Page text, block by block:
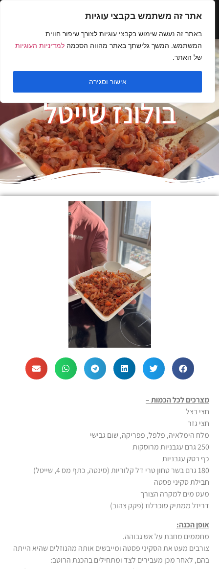
אתר זה משתמש בקבצי עוגיות
באתר זה נעשה שימוש בקבצי עוגיות לצורך שיפור חווית
המשתמש. המשך גלישתך באתר מהווה הסכמה למדיניות העוגיות
של האתר.
אישור וסגירה
בולונז שייטל
מצרכים לכל הכמות –
חצי בצל
חצי גזר
מלח הימלאיה, פלפל, פפריקה, שום גבישי
250 גרם עגבניות מרוסקות
כף רסק עגבניות
180 גרם בשר טחון טרי דל קלוריות (סינטה, כתף מס 4, שייטל)
חבילת סקיני פסטה
מעט מים למקרה הצורך
דריזל ממתיק סוכרלוז (פקק צהוב)
אופן הכנה:
מחממים מחבת על אש גבוהה.
צורבים מעט את הסקיני פסטה ומייבשים אותה מהנוזלים שהיא הייתה
בהם, לאחר מכן מעבירים לצד ומתחילים בהכנת הרוטב: